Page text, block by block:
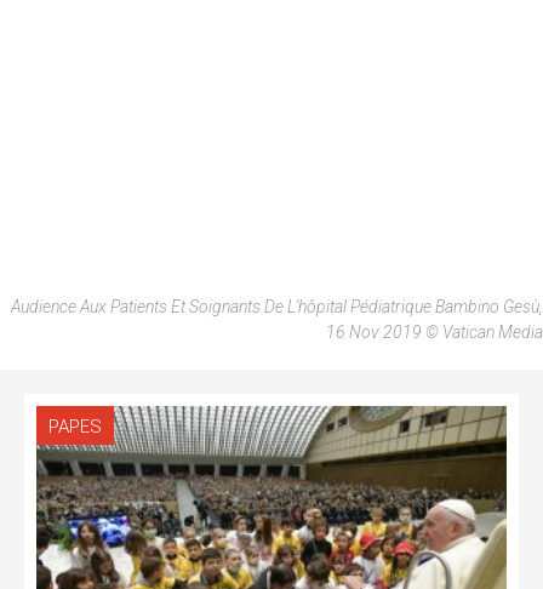
Audience Aux Patients Et Soignants De L'hôpital Pédiatrique Bambino Gesù,
16 Nov 2019 © Vatican Media
PAPES